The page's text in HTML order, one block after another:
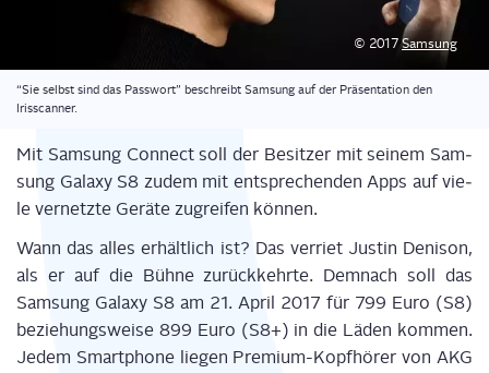
© 2017Sam­sung
“Sie selbst sind das Pass­wort” beschreibt Sam­sung auf der Prä­sen­ta­ti­on den
Irisscanner.
Mit Sam­sung Con­nect soll der Besit­zer mit sei­nem Sam­
sung Gala­xy S8 zudem mit ent­spre­chen­den Apps auf vie­
le ver­netz­te Gerä­te zugrei­fen können.
Wann das alles erhält­lich ist? Das ver­riet Jus­tin Den­i­son,
als er auf die Büh­ne zurück­kehr­te. Dem­nach soll das
Sam­sung Gala­xy S8 am 21. April 2017 für 799 Euro (S8)
bezie­hungs­wei­se 899 Euro (S8+) in die Läden kom­men.
Jedem Smart­phone lie­gen Pre­mi­um-Kopf­hö­rer von AKG